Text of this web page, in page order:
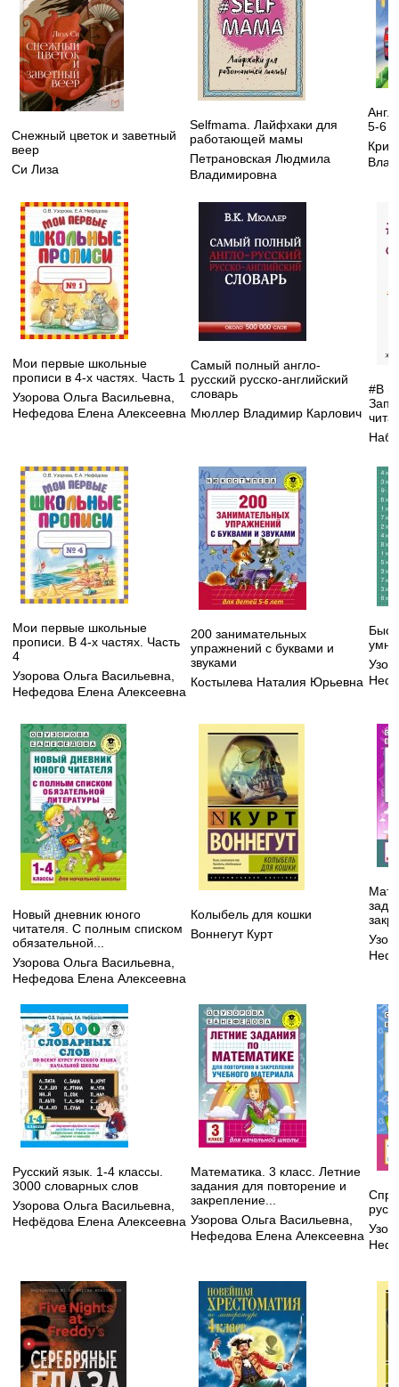
Снежный цветок и заветный
веер
Си Лиза
Selfmama. Лайфхаки для
работающей мамы
Петрановская Людмила
Владимировна
5-6
Мои первые школьные
прописи в 4-х частях. Часть 1
Узорова Ольга Васильевна
Нефедова Елена Алексеевна
Самый полный англо-
русский русско-английский
словарь
Мюллер Владимир Карлович
#В
Мои первые школьные
прописи. В 4-х частях. Часть
4
Узорова Ольга Васильевна
Нефедова Елена Алексеевна
200 занимательных
упражнений с буквами и
звуками
Костылева Наталия Юрьевна
Новый дневник юного
читателя. С полным списком
обязательной...
Узорова Ольга Васильевна
Нефедова Елена Алексеевна
Колыбель для кошки
Воннегут Курт
Русский язык. 1-4 классы.
3000 словарных слов
Узорова Ольга Васильевна
Нефёдова Елена Алексеевна
Математика. 3 класс. Летние
задания для повторение и
закрепление...
Узорова Ольга Васильевна
Нефедова Елена Алексеевна